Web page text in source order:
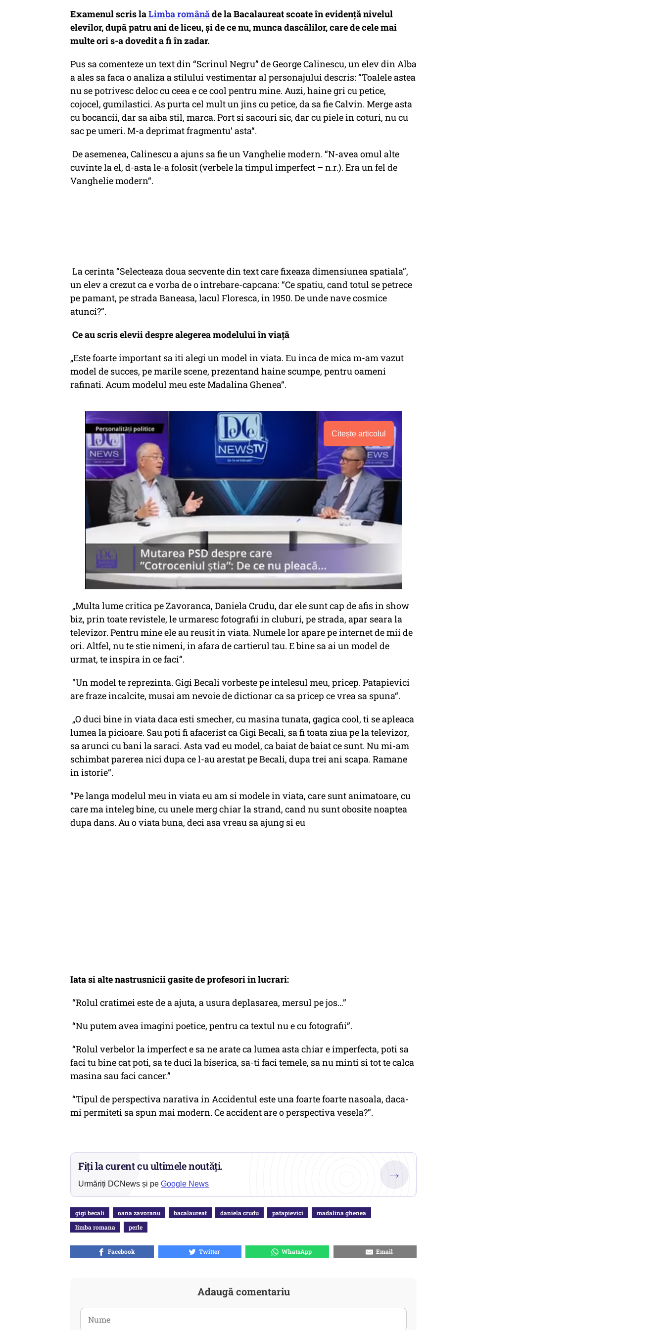
Examenul scris laLimba românăde la Bacalaureat scoate în evidență nivelul
elevilor, după patru ani de liceu, și de ce nu, munca dascălilor, care de cele mai
multe ori s-a dovedit a fi în zadar.
Pus sa comenteze un text din “Scrinul Negru” de George Calinescu, un elev din Alba
a ales sa faca o analiza a stilului vestimentar al personajului descris: “Toalele astea
nu se potrivesc deloc cu ceea e ce cool pentru mine. Auzi, haine gri cu petice,
cojocel, gumilastici. As purta cel mult un jins cu petice, da sa fie Calvin. Merge asta
cu bocancii, dar sa aiba stil, marca. Port si sacouri sic, dar cu piele in coturi, nu cu
sac pe umeri. M-a deprimat fragmentu’ asta“.
De asemenea, Calinescu a ajuns sa fie un Vanghelie modern. “N-avea omul alte
cuvinte la el, d-asta le-a folosit (verbele la timpul imperfect – n.r.). Era un fel de
Vanghelie modern“.
La cerinta “Selecteaza doua secvente din text care fixeaza dimensiunea spatiala”,
un elev a crezut ca e vorba de o intrebare-capcana: “Ce spatiu, cand totul se petrece
pe pamant, pe strada Baneasa, lacul Floresca, in 1950. De unde nave cosmice
atunci?“.
Ce au scris elevii despre alegerea modelului în viață
„Este foarte important sa iti alegi un model in viata. Eu inca de mica m-am vazut
model de succes, pe marile scene, prezentand haine scumpe, pentru oameni
rafinati. Acum modelul meu este Madalina Ghenea“.
Citește articolul
„Multa lume critica pe Zavoranca, Daniela Crudu, dar ele sunt cap de afis in show
biz, prin toate revistele, le urmaresc fotografii in cluburi, pe strada, apar seara la
televizor. Pentru mine ele au reusit in viata. Numele lor apare pe internet de mii de
ori. Altfel, nu te stie nimeni, in afara de cartierul tau. E bine sa ai un model de
urmat, te inspira in ce faci“.
"Un model te reprezinta. Gigi Becali vorbeste pe intelesul meu, pricep. Patapievici
are fraze incalcite, musai am nevoie de dictionar ca sa pricep ce vrea sa spuna“.
„O duci bine in viata daca esti smecher, cu masina tunata, gagica cool, ti se apleaca
lumea la picioare. Sau poti fi afacerist ca Gigi Becali, sa fi toata ziua pe la televizor,
sa arunci cu bani la saraci. Asta vad eu model, ca baiat de baiat ce sunt. Nu mi-am
schimbat parerea nici dupa ce l-au arestat pe Becali, dupa trei ani scapa. Ramane
in istorie“.
“Pe langa modelul meu in viata eu am si modele in viata, care sunt animatoare, cu
care ma inteleg bine, cu unele merg chiar la strand, cand nu sunt obosite noaptea
dupa dans. Au o viata buna, deci asa vreau sa ajung si eu
Iata si alte nastrusnicii gasite de profesori in lucrari:
“Rolul cratimei este de a ajuta, a usura deplasarea, mersul pe jos…”
“Nu putem avea imagini poetice, pentru ca textul nu e cu fotografii”.
“Rolul verbelor la imperfect e sa ne arate ca lumea asta chiar e imperfecta, poti sa
faci tu bine cat poti, sa te duci la biserica, sa-ti faci temele, sa nu minti si tot te calca
masina sau faci cancer.”
“Tipul de perspectiva narativa in Accidentul este una foarte foarte nasoala, daca-
mi permiteti sa spun mai modern. Ce accident are o perspectiva vesela?”.
Fiți la curent cu ultimele noutăți.
Urmăriți DCNews și pe Google News
→
gigi becali oana zavoranu bacalaureat daniela crudu patapievici
madalina ghenea
limba romana
perle
Facebook Twitter WhatsApp Email
Adaugă comentariu